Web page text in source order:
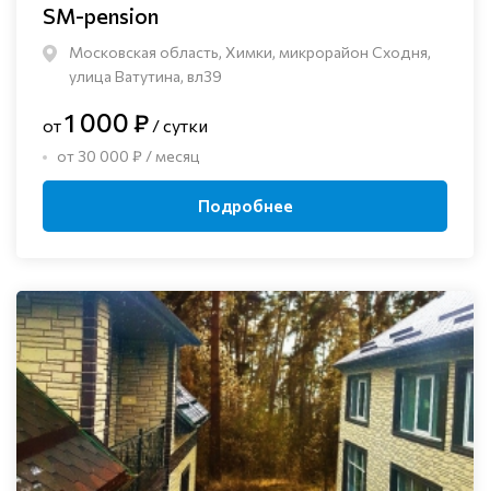
SM-pension
Московская область, Химки, микрорайон Сходня,
улица Ватутина, вл39
от1 000 ₽ / сутки
от 30 000 ₽ / месяц
Подробнее